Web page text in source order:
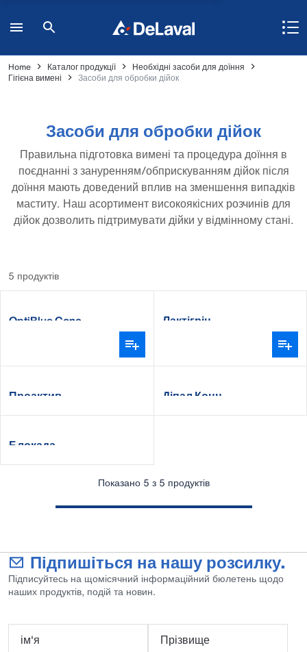
Home Каталог продукції
Необхідні засоби для доїння
Гігієна вимені
Засоби для обробки дійок
Засоби для обробки дійок
Правильна підготовка вимені та процедура доїння в
поєднанні з зануренням/обприскуванням дійок після
доїння мають доведений вплив на зменшення випадків
маститу. Наш асортимент високоякісних розчинів для
дійок дозволить підтримувати дійки у відмінному стані.
5 продуктів
OptiBlue Conc Лактігрін
Проактив Діпал Конц.
Блокада
Показано 5 з 5 продуктів
Підпишіться на нашу розсилку.
Підписуйтесь на щомісячний інформаційний бюлетень щодо
наших продуктів, подій та новин.
ім'я
Прізвище